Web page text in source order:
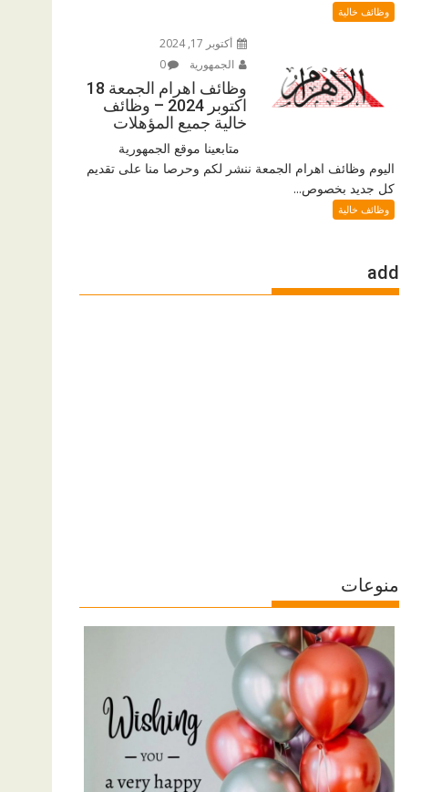
وظائف خالية
أكتوبر 17, 2024
الجمهورية
0
وظائف اهرام الجمعة 18
اكتوبر 2024 – وظائف
خالية جميع المؤهلات
متابعينا موقع الجمهورية
اليوم وظائف اهرام الجمعة ننشر لكم وحرصا منا على تقديم
كل جديد بخصوص...
وظائف خالية
add
منوعات